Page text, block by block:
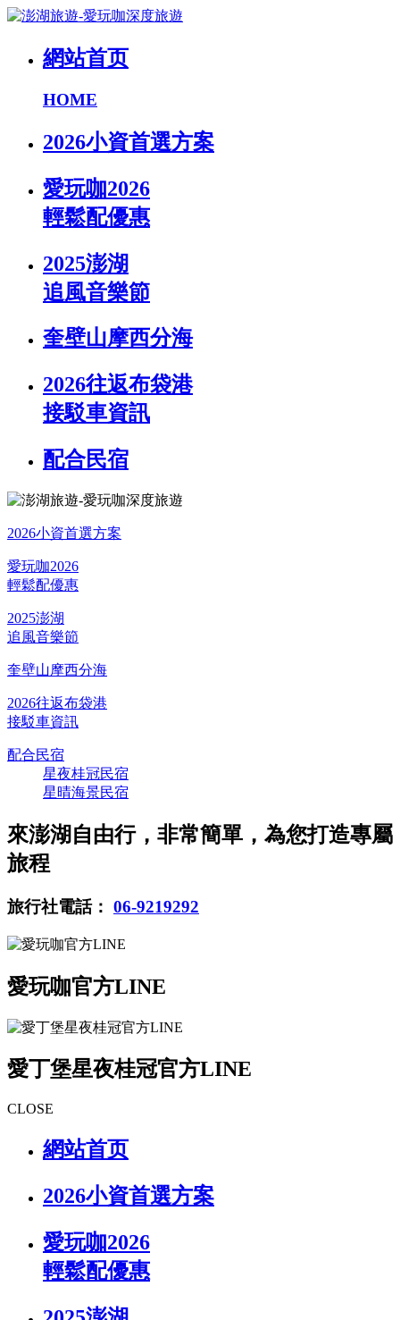
網站首页
HOME
2026小資首選方案
愛玩咖2026
輕鬆配優惠
2025澎湖
追風音樂節
奎壁山摩西分海
2026往返布袋港
接駁車資訊
配合民宿
2026小資首選方案
愛玩咖2026
輕鬆配優惠
2025澎湖
追風音樂節
奎壁山摩西分海
2026往返布袋港
接駁車資訊
配合民宿
星夜桂冠民宿
星晴海景民宿
來澎湖自由行，非常簡單，為您打造專屬
旅程
旅行社電話： 06-9219292
愛玩咖官方LINE
愛丁堡星夜桂冠官方LINE
CLOSE
網站首页
2026小資首選方案
愛玩咖2026
輕鬆配優惠